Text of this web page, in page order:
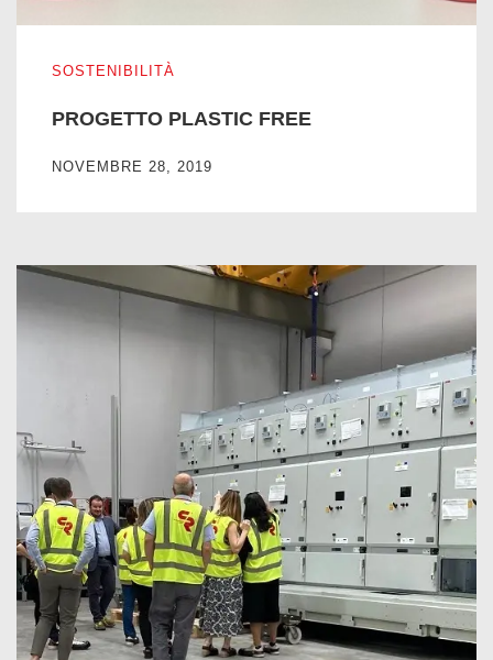
SOSTENIBILITÀ
PROGETTO PLASTIC FREE
NOVEMBRE 28, 2019